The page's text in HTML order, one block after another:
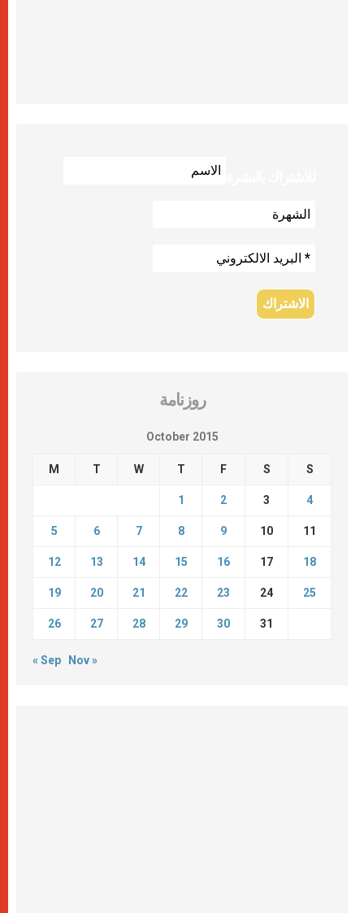
روزنامة
October 2015
M T W T F S S
1 2 3 4
5 6 7 8 9 10 11
12 13 14 15 16 17 18
19 20 21 22 23 24 25
26 27 28 29 30 31
« Sep Nov »